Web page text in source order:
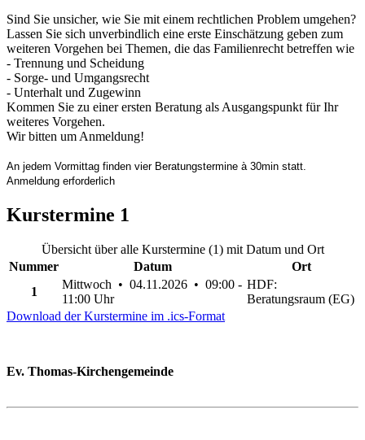
Sind Sie unsicher, wie Sie mit einem rechtlichen Problem umgehen?
Lassen Sie sich unverbindlich eine erste Einschätzung geben zum
weiteren Vorgehen bei Themen, die das Familienrecht betreffen wie
- Trennung und Scheidung
- Sorge- und Umgangsrecht
- Unterhalt und Zugewinn
Kommen Sie zu einer ersten Beratung als Ausgangspunkt für Ihr
weiteres Vorgehen.
Wir bitten um Anmeldung!
An jedem Vormittag finden vier Beratungstermine à 30min statt.
Anmeldung erforderlich
Kurstermine 1
Übersicht über alle Kurstermine (1) mit Datum und Ort
Nummer
Datum
Ort
1
Mittwoch • 04.11.2026 • 09:00 -
11:00 Uhr
HDF:
Beratungsraum (EG)
Download der Kurstermine im .ics-Format
Ev. Thomas-Kirchengemeinde